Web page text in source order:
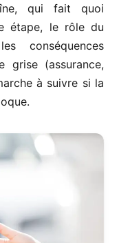
qui fait quoi
étape, le rôle du
conséquences
(assurance,
à suivre si la